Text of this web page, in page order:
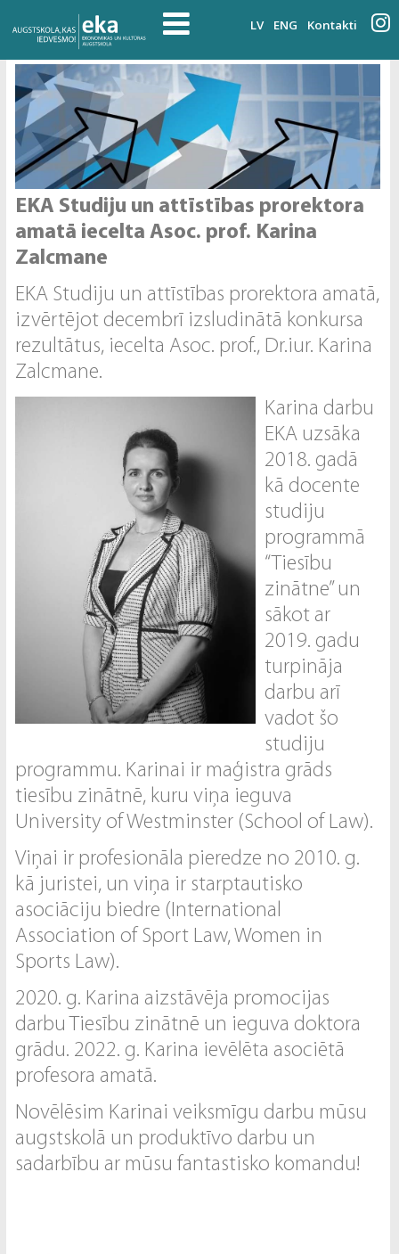
LV ENG Kontakti
EKA Studiju un attīstības prorektora
amatā iecelta Asoc. prof. Karina
Zalcmane
EKA Studiju un attīstības prorektora amatā,
izvērtējot decembrī izsludinātā konkursa
rezultātus, iecelta Asoc. prof., Dr.iur. Karina
Zalcmane.
Karina darbu
EKA uzsāka
2018. gadā
kā docente
studiju
programmā
“Tiesību
zinātne” un
sākot ar
2019. gadu
turpināja
darbu arī
vadot šo
studiju
programmu. Karinai ir maģistra grāds
tiesību zinātnē, kuru viņa ieguva
University of Westminster (School of Law).
Viņai ir profesionāla pieredze no 2010. g.
kā juristei, un viņa ir starptautisko
asociāciju biedre (International
Association of Sport Law, Women in
Sports Law).
2020. g. Karina aizstāvēja promocijas
darbu Tiesību zinātnē un ieguva doktora
grādu. 2022. g. Karina ievēlēta asociētā
profesora amatā.
Novēlēsim Karinai veiksmīgu darbu mūsu
augstskolā un produktīvo darbu un
sadarbību ar mūsu fantastisko komandu!